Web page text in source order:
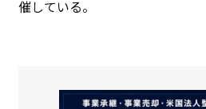
催している。